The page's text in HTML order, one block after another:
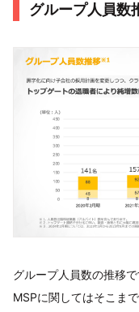
グループ人員数
グループ人員数の推移
MSPに関してはそこま